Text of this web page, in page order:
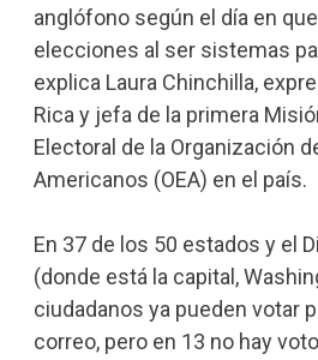
anglófono según el día en
elecciones al ser sistemas
explica Laura Chinchilla,
Rica y jefa de la primera
Electoral de la Organización
Americanos (OEA) en el país.
En 37 de los 50 estados y el
(donde está la capital,
ciudadanos ya pueden votar
correo, pero en 13 no hay